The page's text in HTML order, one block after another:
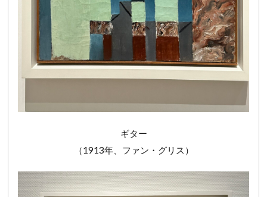
ギター
（1913年、ファン・グリス）